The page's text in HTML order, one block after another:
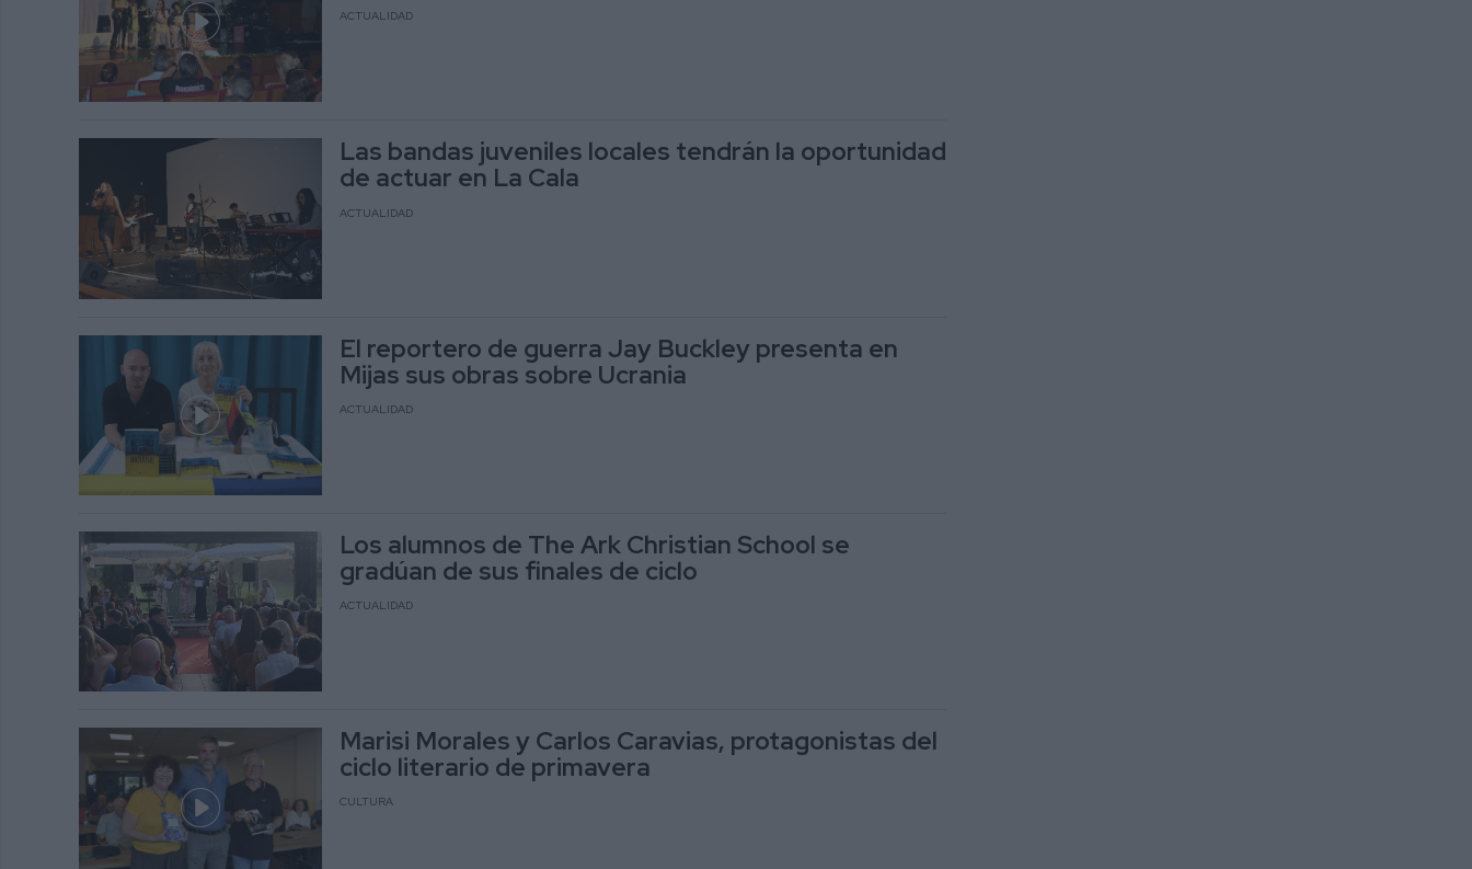
ACTUALIDAD
Las bandas juveniles locales tendrán la oportunidad
de actuar en La Cala
ACTUALIDAD
El reportero de guerra Jay Buckley presenta en
Mijas sus obras sobre Ucrania
ACTUALIDAD
Los alumnos de The Ark Christian School se
gradúan de sus finales de ciclo
ACTUALIDAD
Marisi Morales y Carlos Caravias, protagonistas del
ciclo literario de primavera
CULTURA